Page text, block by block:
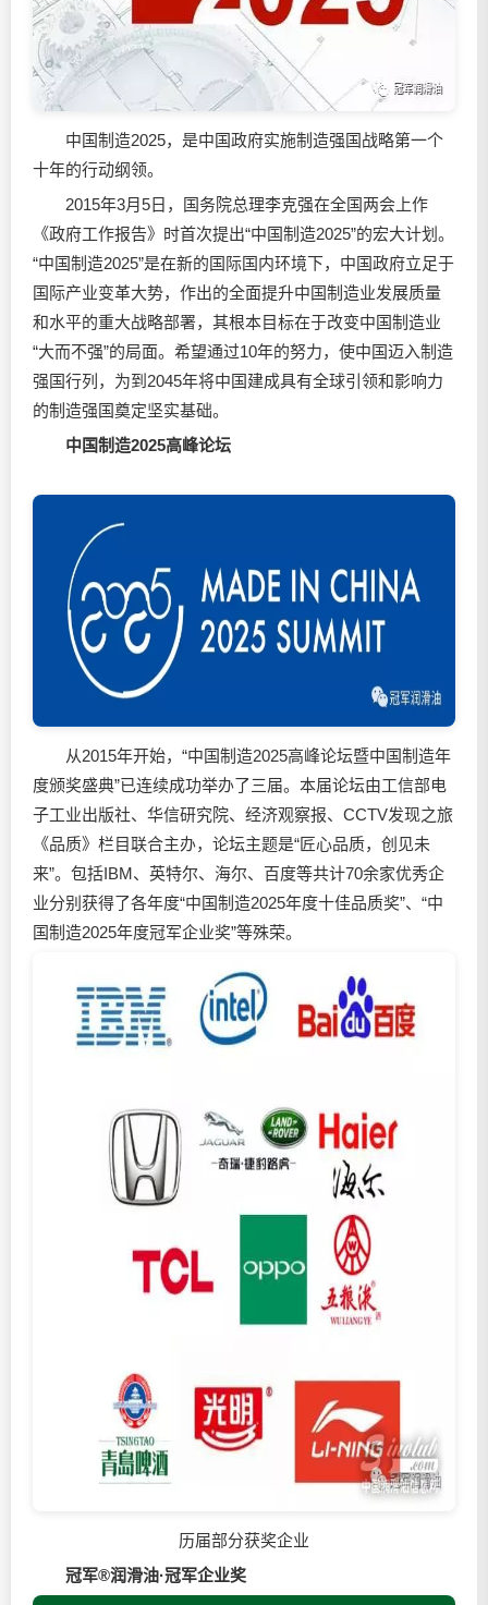
中国制造2025，是中国政府实施制造强国战略第一个
十年的行动纲领。
2015年3月5日，国务院总理李克强在全国两会上作
《政府工作报告》时首次提出“中国制造2025”的宏大计划。
“中国制造2025”是在新的国际国内环境下，中国政府立足于
国际产业变革大势，作出的全面提升中国制造业发展质量
和水平的重大战略部署，其根本目标在于改变中国制造业
“大而不强”的局面。希望通过10年的努力，使中国迈入制造
强国行列，为到2045年将中国建成具有全球引领和影响力
的制造强国奠定坚实基础。
中国制造2025高峰论坛
从2015年开始，“中国制造2025高峰论坛暨中国制造年
度颁奖盛典”已连续成功举办了三届。本届论坛由工信部电
子工业出版社、华信研究院、经济观察报、CCTV发现之旅
《品质》栏目联合主办，论坛主题是“匠心品质，创见未
来”。包括IBM、英特尔、海尔、百度等共计70余家优秀企
业分别获得了各年度“中国制造2025年度十佳品质奖”、“中
国制造2025年度冠军企业奖”等殊荣。
历届部分获奖企业
冠军®润滑油·冠军企业奖